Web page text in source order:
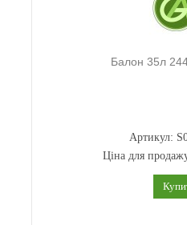
Балон 35л
Артикул:
Ціна для